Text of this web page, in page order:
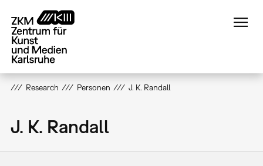
zum
Inhalt
Research Personen J. K. Randall
J. K. Randall